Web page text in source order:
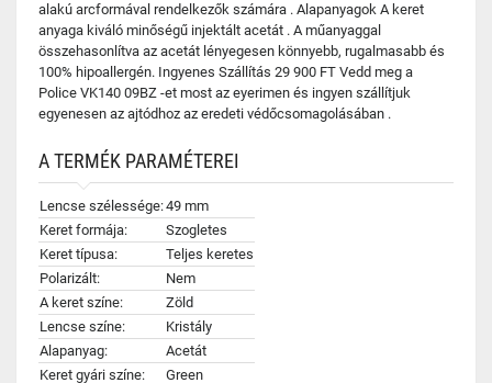
alakú arcformával rendelkezők számára . Alapanyagok A keret
anyaga kiváló minőségű injektált acetát . A műanyaggal
összehasonlítva az acetát lényegesen könnyebb, rugalmasabb és
100% hipoallergén. Ingyenes Szállítás 29 900 FT Vedd meg a
Police VK140 09BZ -et most az eyerimen és ingyen szállítjuk
egyenesen az ajtódhoz az eredeti védőcsomagolásában .
A TERMÉK PARAMÉTEREI
Lencse szélessége:49 mm
Keret formája:
Szogletes
Keret típusa:
Teljes keretes
Polarizált:
Nem
A keret színe:
Zöld
Lencse színe:
Kristály
Alapanyag:
Acetát
Keret gyári színe:
Green